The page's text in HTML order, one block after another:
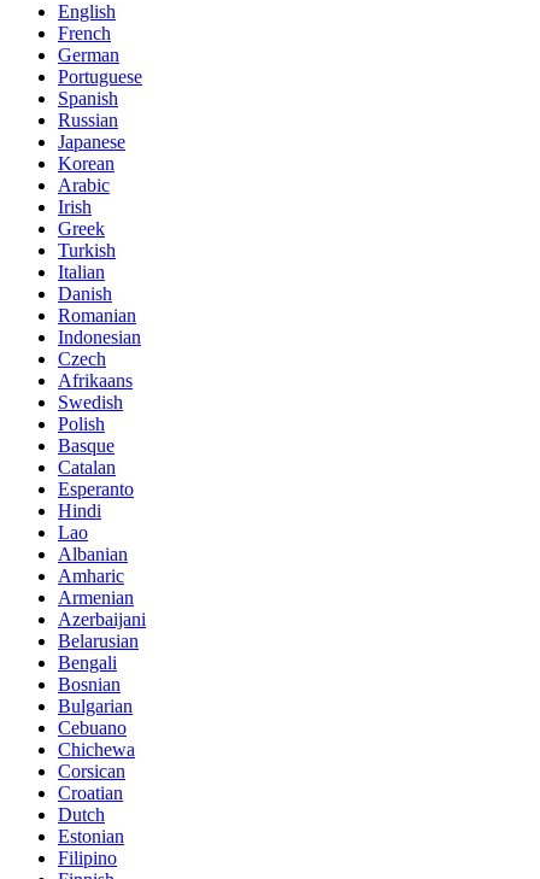
English
French
German
Portuguese
Spanish
Russian
Japanese
Korean
Arabic
Irish
Greek
Turkish
Italian
Danish
Romanian
Indonesian
Czech
Afrikaans
Swedish
Polish
Basque
Catalan
Esperanto
Hindi
Lao
Albanian
Amharic
Armenian
Azerbaijani
Belarusian
Bengali
Bosnian
Bulgarian
Cebuano
Chichewa
Corsican
Croatian
Dutch
Estonian
Filipino